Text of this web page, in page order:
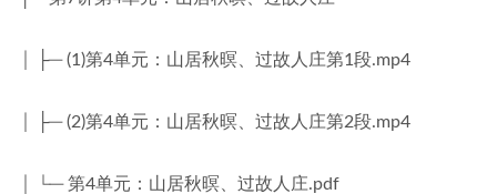
│ ├─ (1)第4单元：山居秋暝、过故人庄第1段.mp4
│ ├─ (2)第4单元：山居秋暝、过故人庄第2段.mp4
│ └─ 第4单元：山居秋暝、过故人庄.pdf